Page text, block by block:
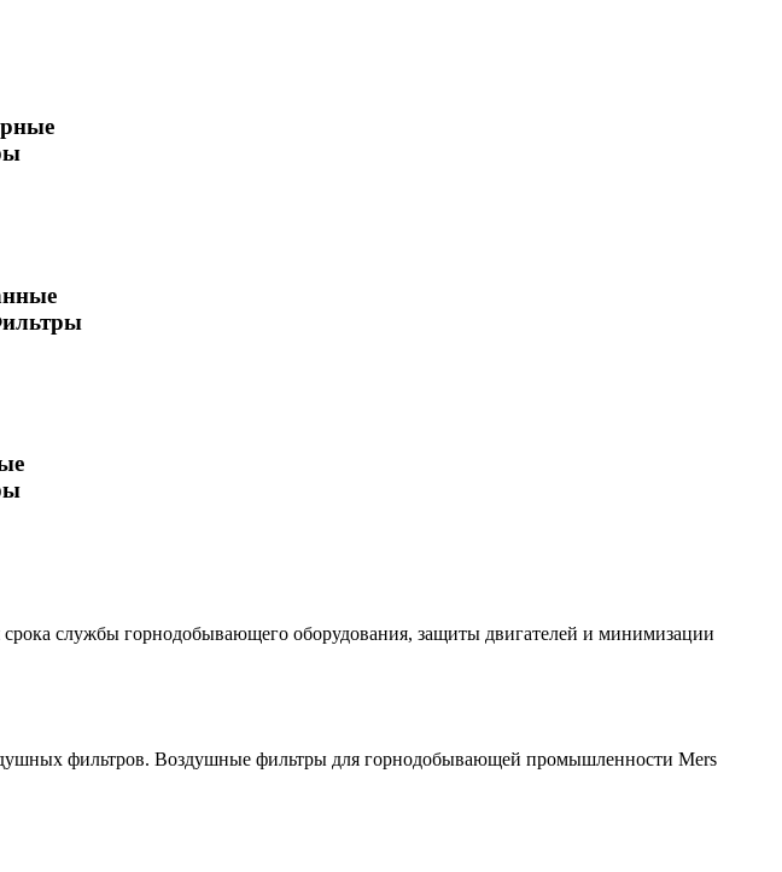
службы горнодобывающего оборудования, защиты двигателей и минимизации
фильтров. Воздушные фильтры для горнодобывающей промышленности Mers